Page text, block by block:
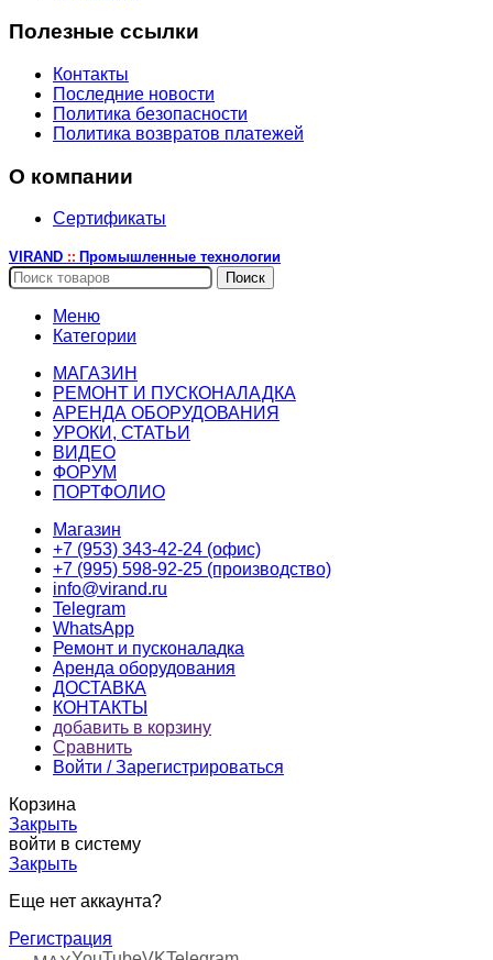
Полезные ссылки
Контакты
Последние новости
Политика безопасности
Политика возвратов платежей
О компании
Сертификаты
VIRAND :: Промышленные технологии
Поиск
Меню
Категории
МАГАЗИН
РЕМОНТ И ПУСКОНАЛАДКА
АРЕНДА ОБОРУДОВАНИЯ
УРОКИ, СТАТЬИ
ВИДЕО
ФОРУМ
ПОРТФОЛИО
Магазин
+7 (953) 343-42-24 (офис)
+7 (995) 598-92-25 (производство)
info@virand.ru
Telegram
WhatsApp
Ремонт и пусконаладка
Аренда оборудования
ДОСТАВКА
КОНТАКТЫ
добавить в корзину
Сравнить
Войти / Зарегистрироваться
Корзина
Закрыть
войти в систему
Закрыть
Еще нет аккаунта?
Регистрация